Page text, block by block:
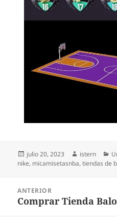
Publicado
el
julio 20, 2023 Autor
istern
nike, micamisetasnba,tiendas de
entradas
ANTERIOR
Entrada
Comprar Tienda